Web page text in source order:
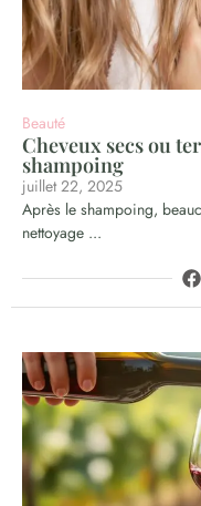
Beauté
Cheveux secs ou
shampoing
juillet 22, 2025
Après le shampoing,
nettoyage ...